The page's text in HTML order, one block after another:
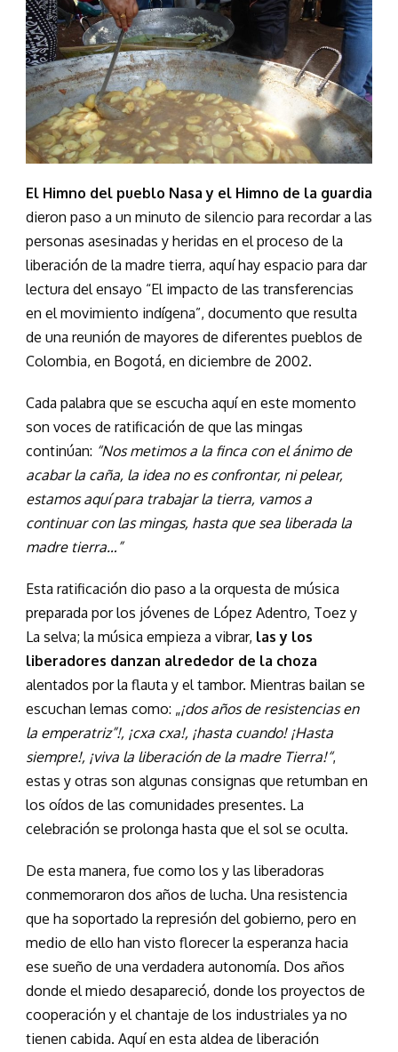
El Himno del pueblo Nasa y el Himno de la guardia
dieron paso a un minuto de silencio para recordar a las
personas asesinadas y heridas en el proceso de la
liberación de la madre tierra, aquí hay espacio para dar
lectura del ensayo “El impacto de las transferencias
en el movimiento indígena”, documento que resulta
de una reunión de mayores de diferentes pueblos de
Colombia, en Bogotá, en diciembre de 2002.
Cada palabra que se escucha aquí en este momento
son voces de ratificación de que las mingas
continúan: “Nos metimos a la finca con el ánimo de
acabar la caña, la idea no es confrontar, ni pelear,
estamos aquí para trabajar la tierra, vamos a
continuar con las mingas, hasta que sea liberada la
madre tierra…”
Esta ratificación dio paso a la orquesta de música
preparada por los jóvenes de López Adentro, Toez y
La selva; la música empieza a vibrar, las y los
liberadores danzan alrededor de la choza
alentados por la flauta y el tambor. Mientras bailan se
escuchan lemas como: „¡dos años de resistencias en
la emperatriz”!, ¡cxa cxa!, ¡hasta cuando! ¡Hasta
siempre!, ¡viva la liberación de la madre Tierra!“,
estas y otras son algunas consignas que retumban en
los oídos de las comunidades presentes. La
celebración se prolonga hasta que el sol se oculta.
De esta manera, fue como los y las liberadoras
conmemoraron dos años de lucha. Una resistencia
que ha soportado la represión del gobierno, pero en
medio de ello han visto florecer la esperanza hacia
ese sueño de una verdadera autonomía. Dos años
donde el miedo desapareció, donde los proyectos de
cooperación y el chantaje de los industriales ya no
tienen cabida. Aquí en esta aldea de liberación